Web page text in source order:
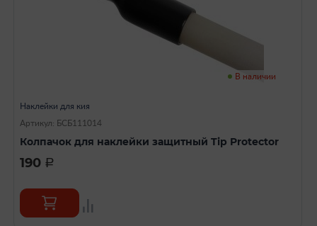
В наличии
Наклейки для кия
Артикул: БСБ111014
Колпачок для наклейки защитный Tip Protector
190 a